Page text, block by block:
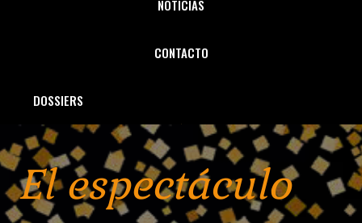
NOTICIAS
CONTACTO
DOSSIERS
El espectáculo